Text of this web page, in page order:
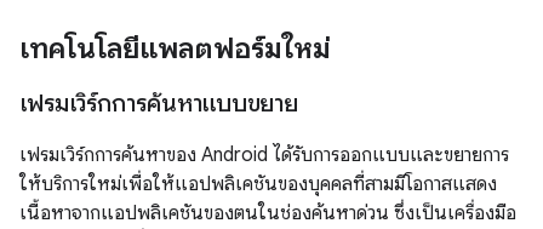
เทคโนโลยีแพลตฟอร์มใหม่
เฟรมเวิร์กการค้นหาแบบขยาย
เฟรมเวิร์กการค้นหาของ Android ได้รับการออกแบบและขยายการ
ให้บริการใหม่เพื่อให้แอปพลิเคชันของบุคคลที่สามมีโอกาสแสดง
เนื้อหาจากแอปพลิเคชันของตนในช่องค้นหาด่วน ซึ่งเป็นเครื่องมือ